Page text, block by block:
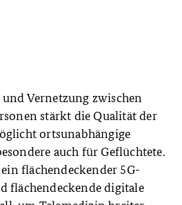
Vernetzung zwischen
stärkt die Qualität der
ortsunabhängige
auch für Geflüchtete.
flächendeckender 5G-
flächendeckende digitale